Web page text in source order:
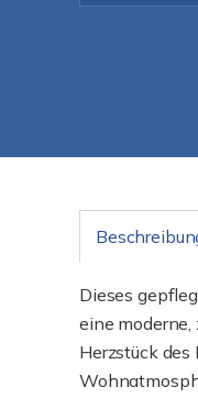
Dieses
eine
Herzstück